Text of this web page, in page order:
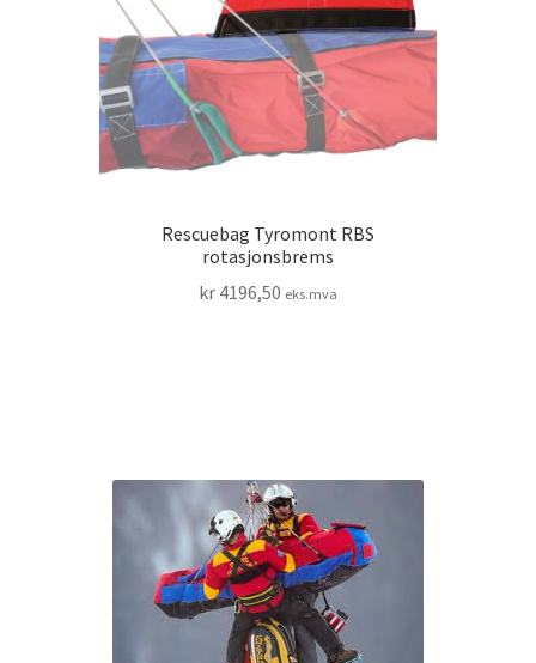
Rescuebag Tyromont RBS
rotasjonsbrems
kr 4196,50 eks.mva